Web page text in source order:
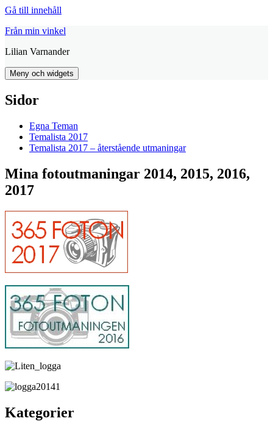
Gå till innehåll
Från min vinkel
Lilian Varnander
Meny och widgets
Sidor
Egna Teman
Temalista 2017
Temalista 2017 – återstående utmaningar
Mina fotoutmaningar 2014, 2015, 2016,
2017
Kategorier